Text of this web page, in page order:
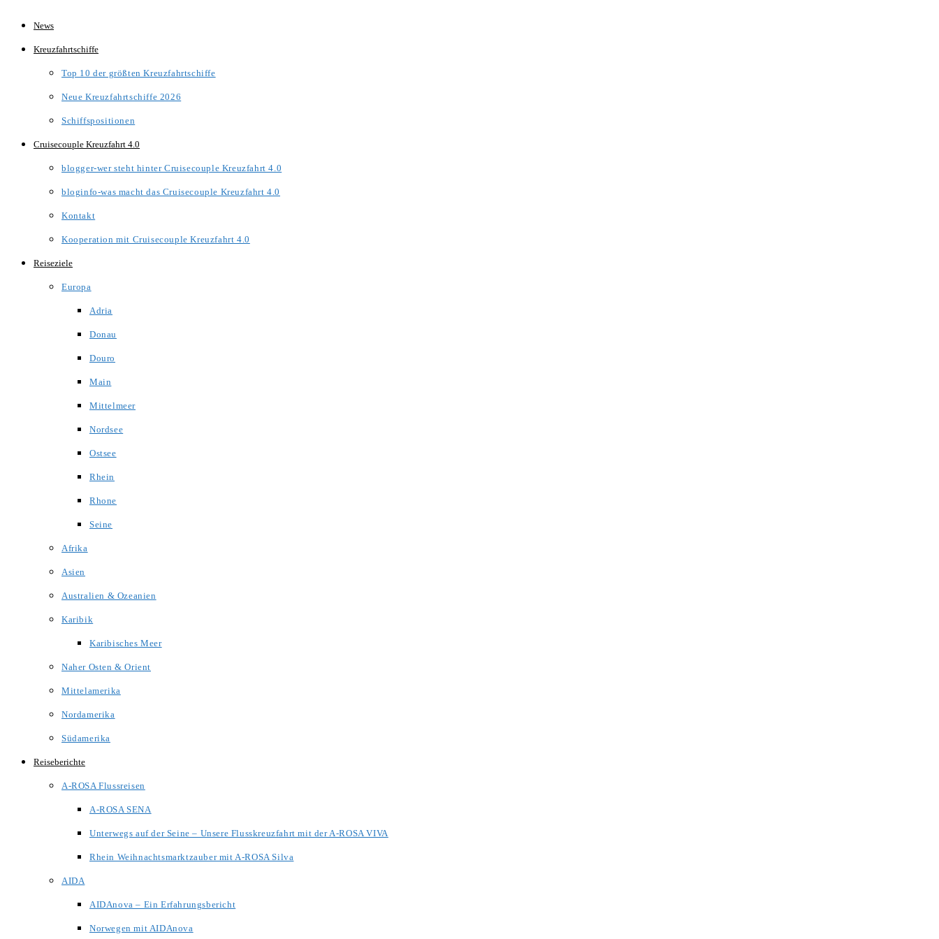
Zum
Inhalt
News
Kreuzfahrtschiffe
Top 10 der größten Kreuzfahrtschiffe
Neue Kreuzfahrtschiffe 2026
Schiffspositionen
Cruisecouple Kreuzfahrt 4.0
blogger-wer steht hinter Cruisecouple Kreuzfahrt 4.0
bloginfo-was macht das Cruisecouple Kreuzfahrt 4.0
Kontakt
Kooperation mit Cruisecouple Kreuzfahrt 4.0
Reiseziele
Europa
Adria
Donau
Douro
Main
Mittelmeer
Nordsee
Ostsee
Rhein
Rhone
Seine
Afrika
Asien
Australien & Ozeanien
Karibik
Karibisches Meer
Naher Osten & Orient
Mittelamerika
Nordamerika
Südamerika
Reiseberichte
A-ROSA Flussreisen
A-ROSA SENA
Unterwegs auf der Seine – Unsere Flusskreuzfahrt mit der A-ROSA VIVA
Rhein Weihnachtsmarktzauber mit A-ROSA Silva
AIDA
AIDAnova – Ein Erfahrungsbericht
Norwegen mit AIDAnova